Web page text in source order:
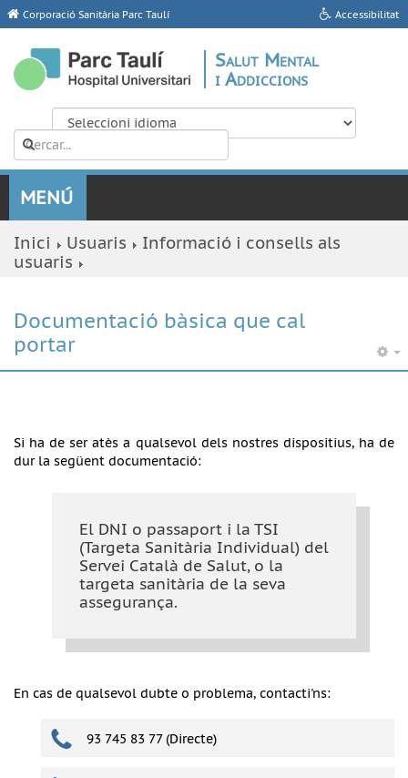
Corporació Sanitària Parc Taulí Accessibilitat
Salut Mental
i Addiccions
Inici Usuaris
Informació i consells als
usuaris
Documentació bàsica que cal
portar
Si ha de ser atès a qualsevol dels nostres dispositius, ha de
dur la següent documentació:
El DNI o passaport i la TSI
(Targeta Sanitària Individual) del
Servei Català de Salut, o la
targeta sanitària de la seva
assegurança.
En cas de qualsevol dubte o problema, contacti'ns:
93 745 83 77 (Directe)